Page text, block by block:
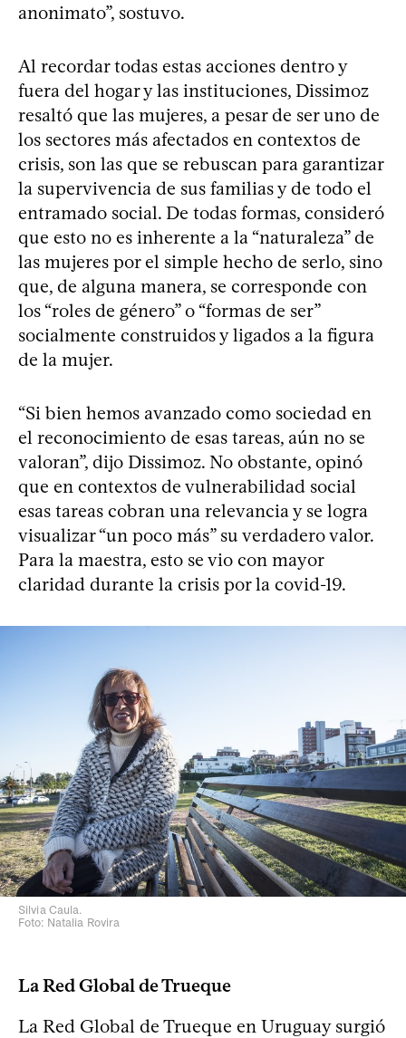
anonimato”, sostuvo.
Al recordar todas estas acciones dentro y
fuera del hogar y las instituciones, Dissimoz
resaltó que las mujeres, a pesar de ser uno de
los sectores más afectados en contextos de
crisis, son las que se rebuscan para garantizar
la supervivencia de sus familias y de todo el
entramado social. De todas formas, consideró
que esto no es inherente a la “naturaleza” de
las mujeres por el simple hecho de serlo, sino
que, de alguna manera, se corresponde con
los “roles de género” o “formas de ser”
socialmente construidos y ligados a la figura
de la mujer.
“Si bien hemos avanzado como sociedad en
el reconocimiento de esas tareas, aún no se
valoran”, dijo Dissimoz. No obstante, opinó
que en contextos de vulnerabilidad social
esas tareas cobran una relevancia y se logra
visualizar “un poco más” su verdadero valor.
Para la maestra, esto se vio con mayor
claridad durante la crisis por la covid-19.
Silvia Caula.
Foto: Natalia Rovira
La Red Global de Trueque
La Red Global de Trueque en Uruguay surgió